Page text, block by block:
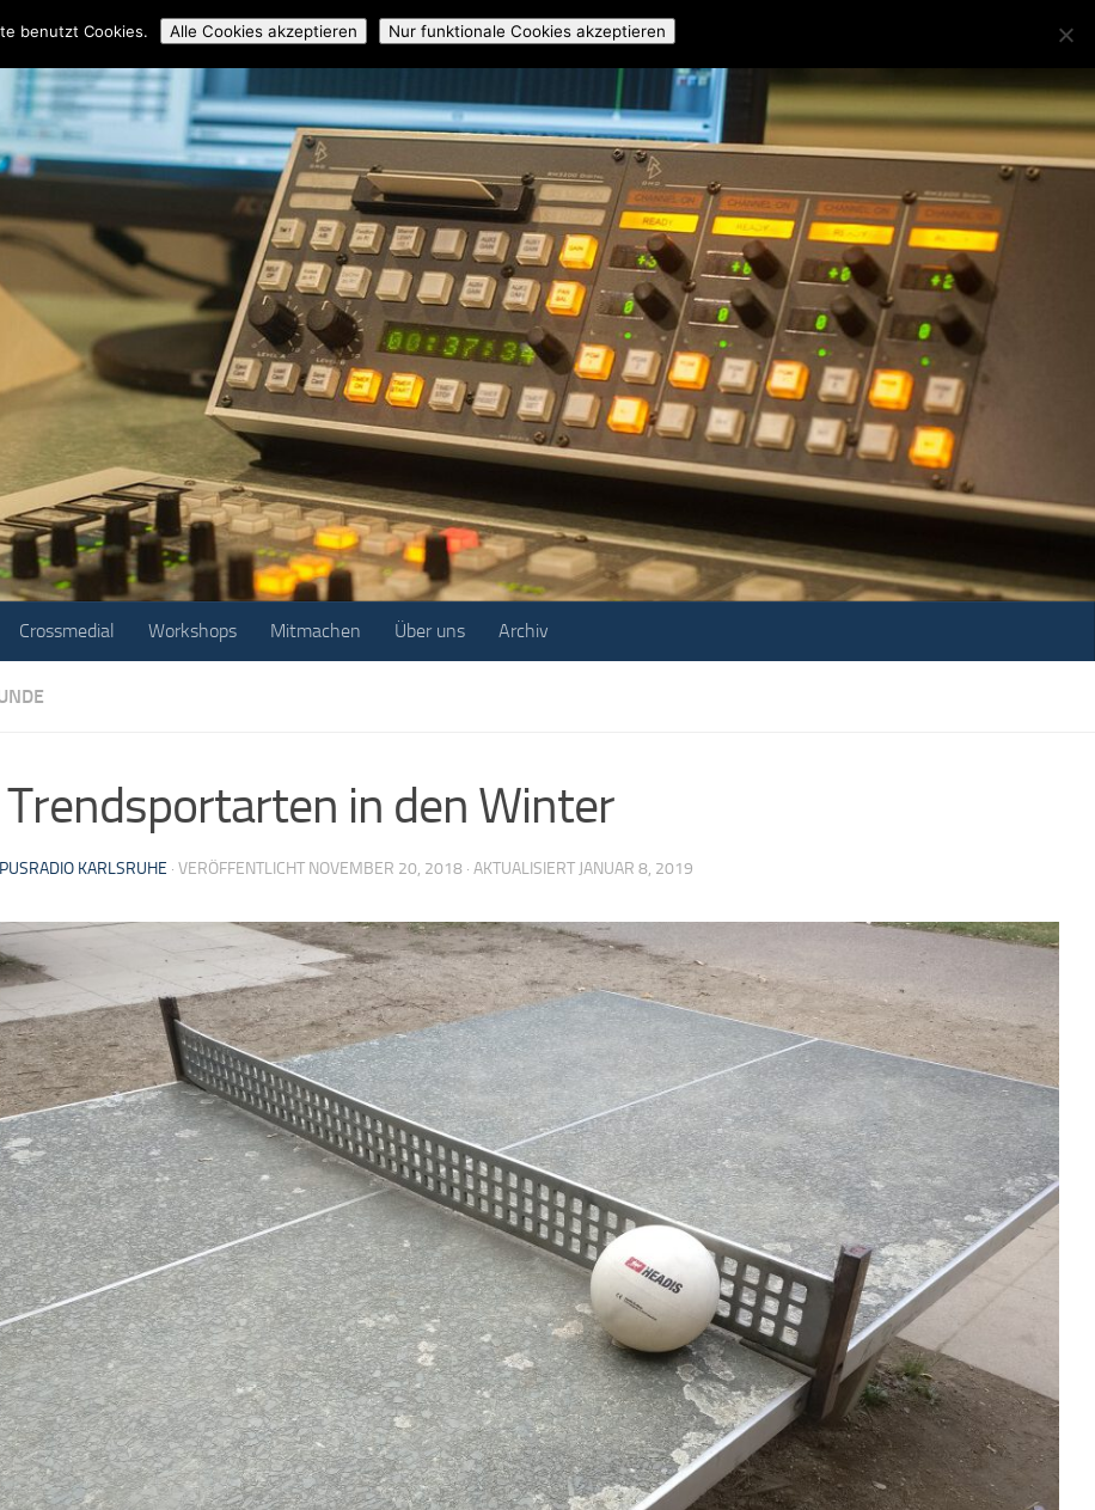
Crossmedial Workshops Mitmachen Über uns Archiv
Crossmedial Workshops Mitmachen Über uns Archiv
in den Winter
KARLSRUHE · VERÖFFENTLICHT NOVEMBER 20, 2018 · AKTUALISIERT JANUAR 8, 2019
benutzt Cookies. Alle Cookies akzeptieren Nur funktionale Cookies akzeptieren